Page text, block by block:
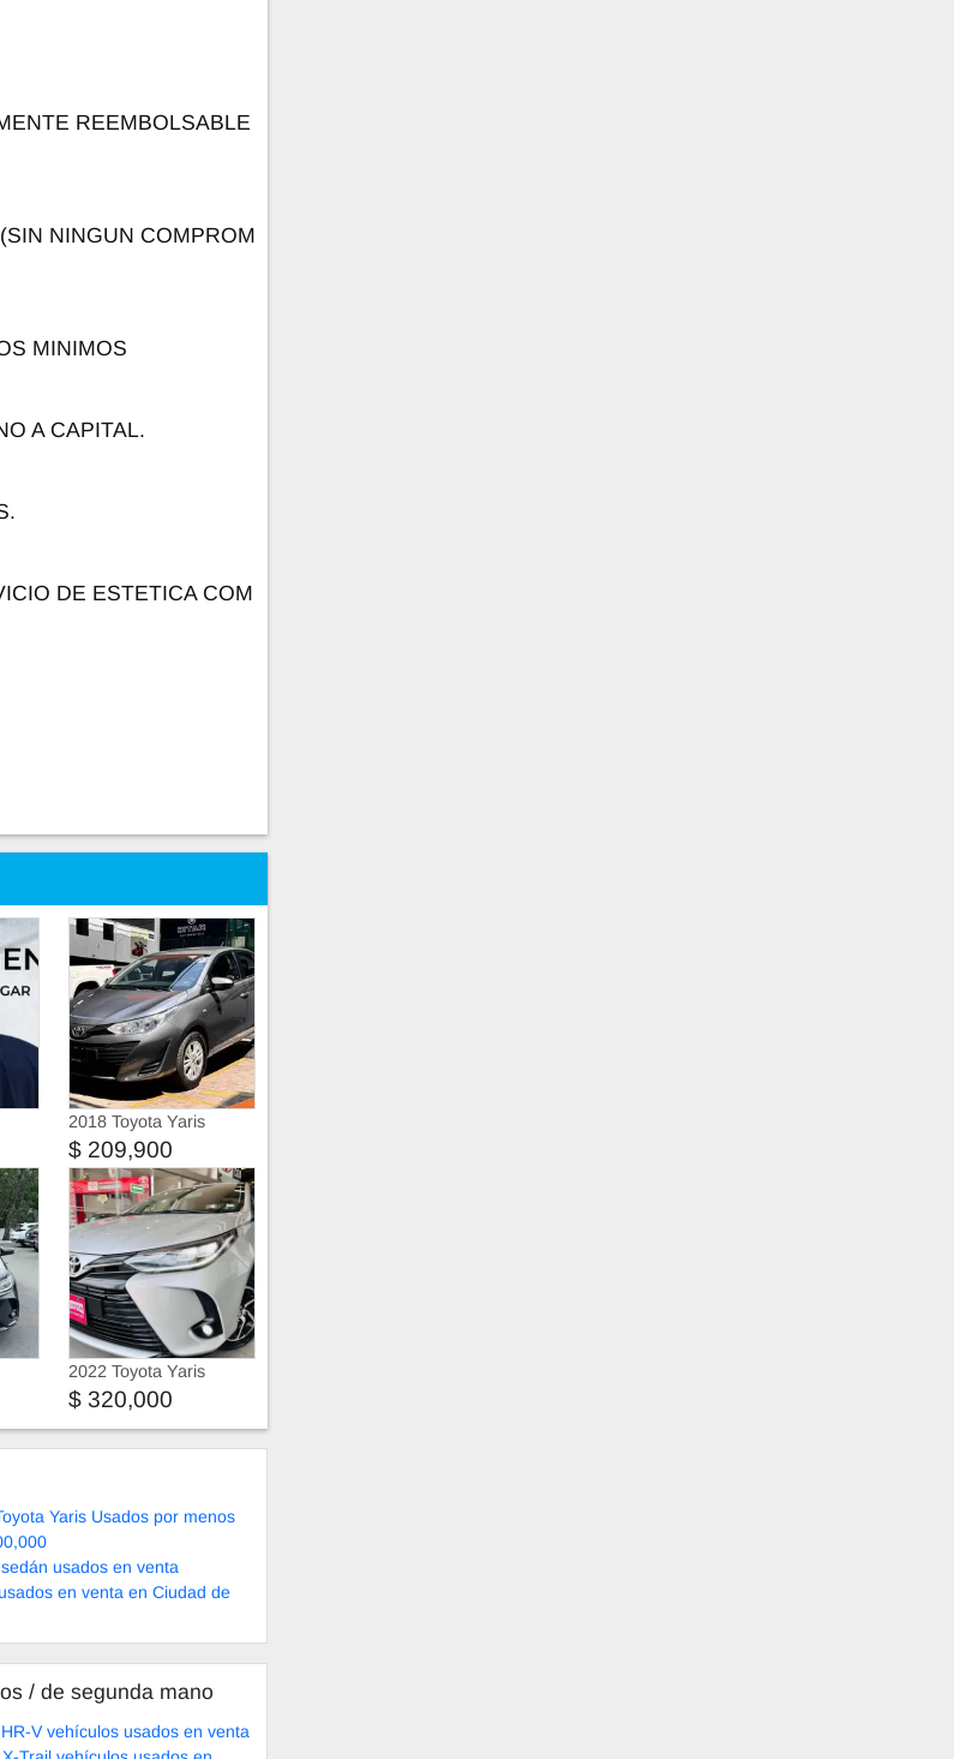
REEMBOLSABLE
NINGUN COMPROM
MINIMOS
A CAPITAL.
DE ESTETICA COM
2018 Toyota Yaris
$ 209,900
2022 Toyota Yaris
$ 320,000
Yaris Usados por menos
usados en venta
en venta en Ciudad de
​​/ de segunda mano
V vehículos usados en venta